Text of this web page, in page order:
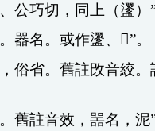
、公巧切 ， 同 上 （䀊）
。器名 。或作䀊、 𥃃”。
，俗省。舊註攺音絞。
。舊註音效 ，噐名 ，泥